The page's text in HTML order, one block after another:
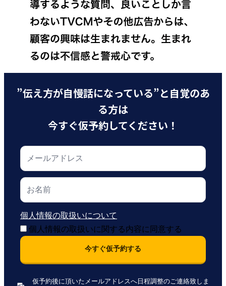
”伝え方が自慢話になっている”と自覚のあ
る方は
今すぐ仮予約してください！
個人情報の取扱いについて
個人情報の取扱いに関する内容に同意する
今すぐ仮予約する
仮予約後に頂いたメールアドレスへ日程調整のご連絡致しま